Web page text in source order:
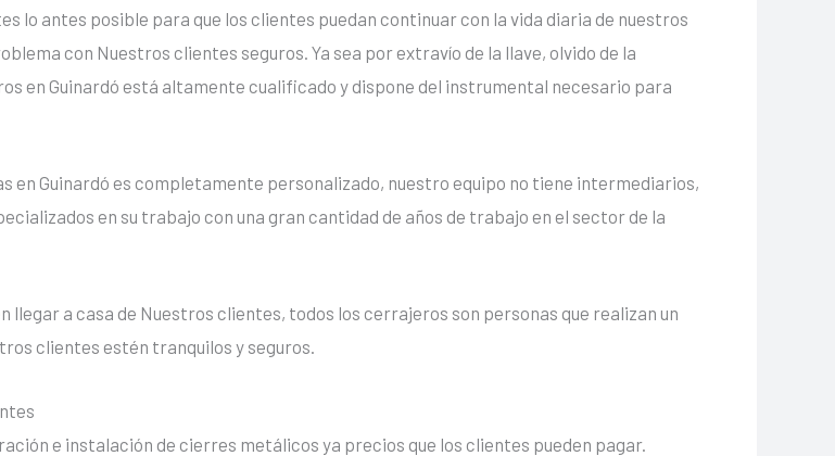
lo antes posible para que los clientes puedan continuar con la vida diaria de nuestros
con Nuestros clientes seguros. Ya sea por extravío de la llave, olvido de la
en Guinardó está altamente cualificado y dispone del instrumental necesario para
en Guinardó es completamente personalizado, nuestro equipo no tiene intermediarios,
en su trabajo con una gran cantidad de años de trabajo en el sector de la
a casa de Nuestros clientes, todos los cerrajeros son personas que realizan un
clientes estén tranquilos y seguros.
e instalación de cierres metálicos ya precios que los clientes pueden pagar.